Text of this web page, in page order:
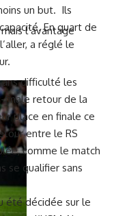
un but. Ils
En quart de
a réglé le
l’avantage
difficulté les
finale retour de la
place en finale ce
entre le RS
comme le match
se qualifier sans
été décidée sur le